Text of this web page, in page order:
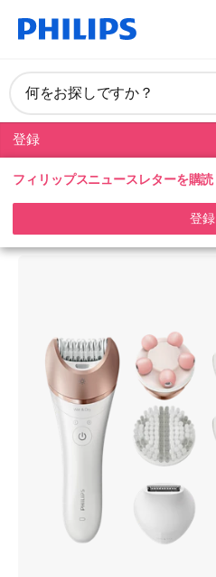
何をお探しですか？
登録
フィリップスニュースレターを購読
登録
脱毛器